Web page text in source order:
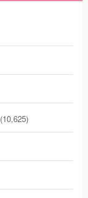
(10,625)